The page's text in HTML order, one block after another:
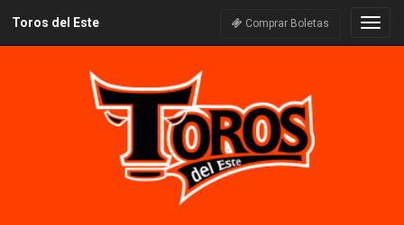
Toros del Este Comprar Boletas